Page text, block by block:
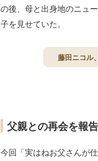
の後、母と出身地のニュ
子を見せていた。
藤田ニコル
父親との再会を報告
今回「実はねお父さんが